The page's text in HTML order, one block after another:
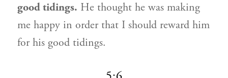
good tidings. He thought he was making
me happy in order that I should reward him
for his good tidings.